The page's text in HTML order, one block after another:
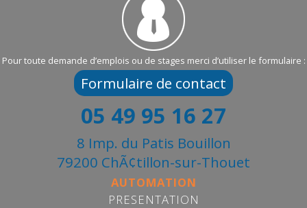
Pour toute demande d’emplois ou de stages merci d’utiliser le formulaire :
Formulaire de contact
05 49 95 16 27
8 Imp. du Patis Bouillon
79200 ChÃ¢tillon-sur-Thouet
AUTOMATION
PRESENTATION